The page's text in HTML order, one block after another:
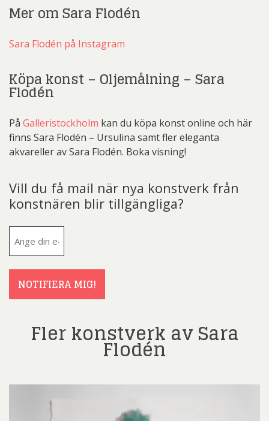
Mer om Sara Flodén
Sara Flodén på Instagram
Köpa konst – Oljemålning – Sara
Flodén
På Galleristockholm kan du köpa konst online och här
finns Sara Flodén – Ursulina samt fler eleganta
akvareller av Sara Flodén. Boka visning!
Vill du få mail när nya konstverk från
konstnären blir tillgängliga?
NOTIFIERA MIG!
Fler konstverk av Sara
Flodén